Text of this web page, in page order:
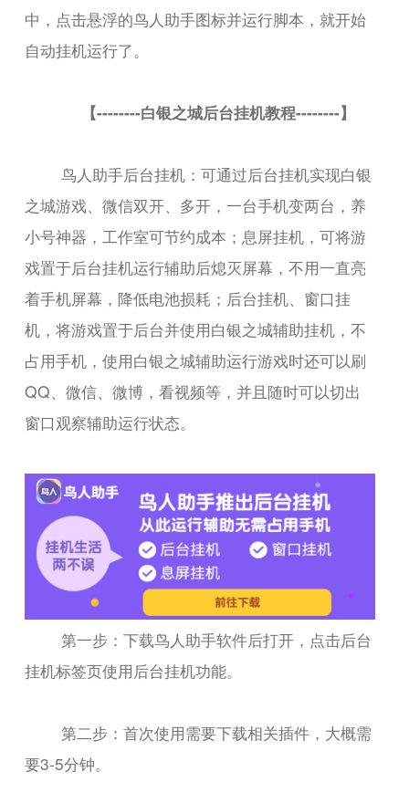
中，点击悬浮的鸟人助手图标并运行脚本，就开始
自动挂机运行了。
【--------白银之城后台挂机教程--------】
鸟人助手后台挂机：可通过后台挂机实现白银
之城游戏、微信双开、多开，一台手机变两台，养
小号神器，工作室可节约成本；息屏挂机，可将游
戏置于后台挂机运行辅助后熄灭屏幕，不用一直亮
着手机屏幕，降低电池损耗；后台挂机、窗口挂
机，将游戏置于后台并使用白银之城辅助挂机，不
占用手机，使用白银之城辅助运行游戏时还可以刷
QQ、微信、微博，看视频等，并且随时可以切出
窗口观察辅助运行状态。
第一步：下载鸟人助手软件后打开，点击后台
挂机标签页使用后台挂机功能。
第二步：首次使用需要下载相关插件，大概需
要3-5分钟。